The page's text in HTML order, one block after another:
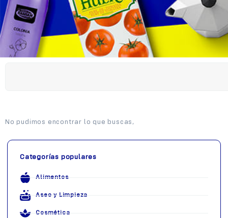
Categorías populares
Alimentos
Aseo y Limpieza
Cosmética
No pudimos encontrar lo que buscas,